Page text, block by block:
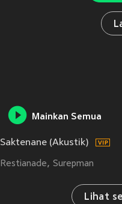
Mainkan Semua
Saktenane (Akustik)
Restianade Surepman
Lihat